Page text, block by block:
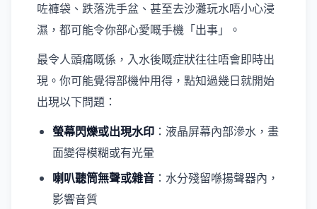
咗褲袋、跌落洗手盆、甚至去沙灘玩水唔小心浸
濕，都可能令你部心愛嘅手機「出事」。
最令人頭痛嘅係，入水後嘅症狀往往唔會即時出
現。你可能覺得部機仲用得，點知過幾日就開始
出現以下問題：
螢幕閃爍或出現水印 ：液晶屏幕內部滲水，畫
面變得模糊或有光暈
喇叭聽筒無聲或雜音 ：水分殘留喺揚聲器內，
影響音質